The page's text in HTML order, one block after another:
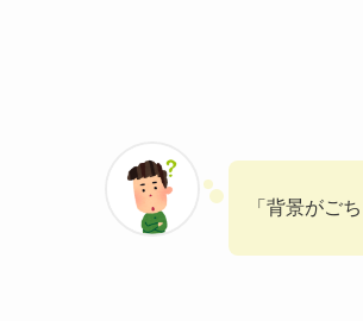
「背景がご